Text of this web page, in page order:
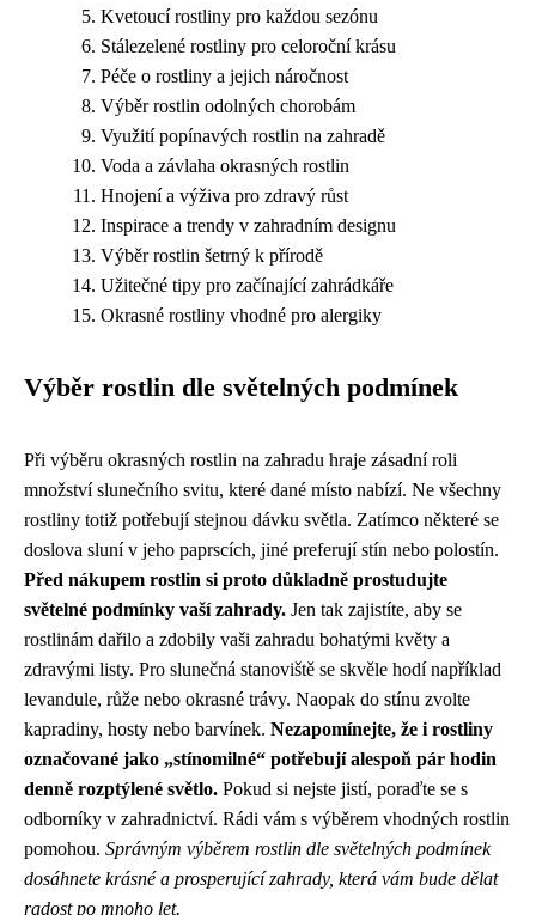
Kvetoucí rostliny pro každou sezónu
Stálezelené rostliny pro celoroční krásu
Péče o rostliny a jejich náročnost
Výběr rostlin odolných chorobám
Využití popínavých rostlin na zahradě
Voda a závlaha okrasných rostlin
Hnojení a výživa pro zdravý růst
Inspirace a trendy v zahradním designu
Výběr rostlin šetrný k přírodě
Užitečné tipy pro začínající zahrádkáře
Okrasné rostliny vhodné pro alergiky
Výběr rostlin dle světelných podmínek
Při výběru okrasných rostlin na zahradu hraje zásadní roli
množství slunečního svitu, které dané místo nabízí. Ne všechny
rostliny totiž potřebují stejnou dávku světla. Zatímco některé se
doslova sluní v jeho paprscích, jiné preferují stín nebo polostín.
Před nákupem rostlin si proto důkladně prostudujte
světelné podmínky vaší zahrady. Jen tak zajistíte, aby se
rostlinám dařilo a zdobily vaši zahradu bohatými květy a
zdravými listy. Pro slunečná stanoviště se skvěle hodí například
levandule, růže nebo okrasné trávy. Naopak do stínu zvolte
kapradiny, hosty nebo barvínek. Nezapomínejte, že i rostliny
označované jako „stínomilné“ potřebují alespoň pár hodin
denně rozptýlené světlo. Pokud si nejste jistí, poraďte se s
odborníky v zahradnictví. Rádi vám s výběrem vhodných rostlin
pomohou. Správným výběrem rostlin dle světelných podmínek
dosáhnete krásné a prosperující zahrady, která vám bude dělat
radost po mnoho let.